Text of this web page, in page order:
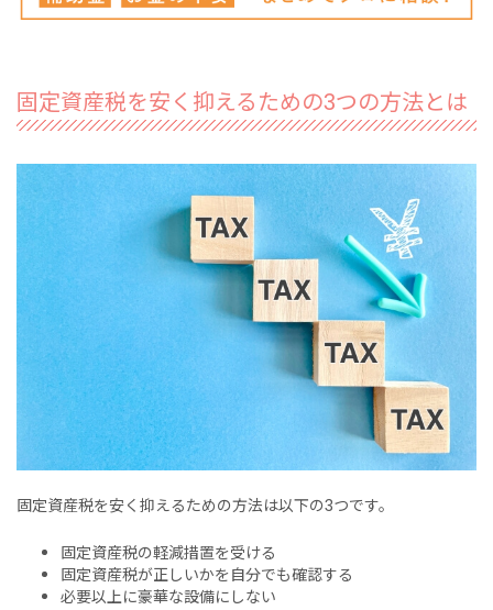
固定資産税を安く抑えるための3つの方法とは
固定資産税を安く抑えるための方法は以下の3つです。
固定資産税の軽減措置を受ける
固定資産税が正しいかを自分でも確認する
必要以上に豪華な設備にしない